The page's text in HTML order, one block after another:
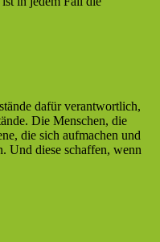
dafür verantwortlich,
Die Menschen, die
die sich aufmachen und
Und diese schaffen, wenn